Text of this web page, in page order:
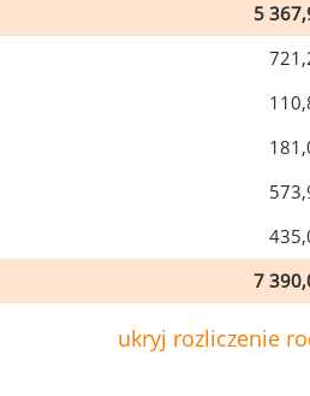
5
7
ukryj rozliczenie